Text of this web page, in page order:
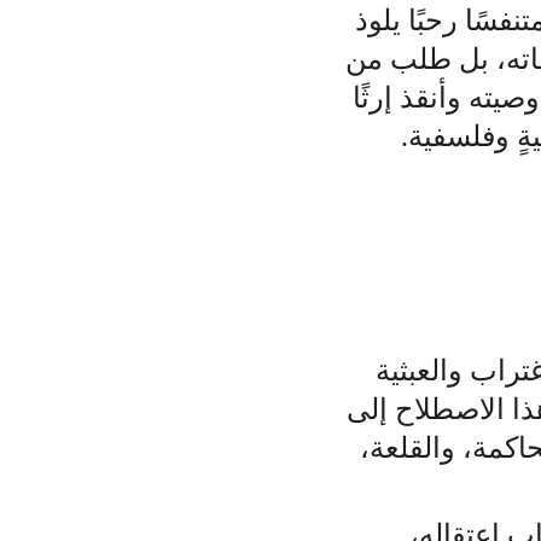
رحبًا يلوذ
بل طلب من
وأنقذ إرثًا
وفلسفية.
والعبثية
الاصطلاح إلى
والقلعة،